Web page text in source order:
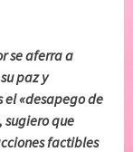
se aferra a
paz y
«desapego de
sugiero que
factibles